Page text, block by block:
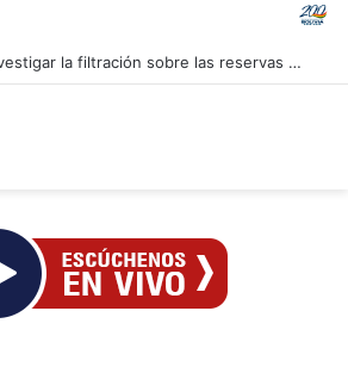
Inaugurado en Cuba XXIV Encuentro Internacional de Partidos Comunistas y Obreros